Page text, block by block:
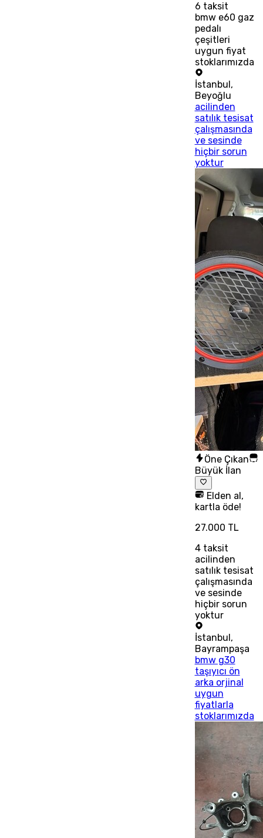
6 taksit
bmw e60 gaz
pedalı
çeşitleri
uygun fiyat
stoklarımızda
İstanbul ,
Beyoğlu
acilinden
satılık tesisat
çalışmasında
ve sesinde
hiçbir sorun
yoktur
Öne Çıkan
Büyük İlan
Elden al,
kartla öde!
27.000 TL
4taksit
acilinden
satılık tesisat
çalışmasında
ve sesinde
hiçbir sorun
yoktur
İstanbul,
Bayrampaşa
bmw g30
taşıyıcı ön
arka orjinal
uygun
fiyatlarla
stoklarımızda